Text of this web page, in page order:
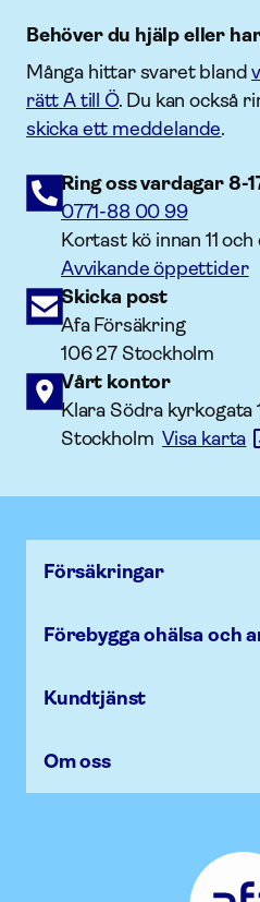
Behöver du hjälp eller
Många hittar svaret bland
rätt A till Ö. Du kan också
skicka ett meddelande.
Ring oss vardagar 8-
0771-88 00 99
Kortast kö innan 11 och
Avvikande öppettider
Skicka post
Afa Försäkring
106 27 Stockholm
Vårt kontor
Klara Södra kyrkogata
StockholmVisa karta
Försäk­ringar
Förebygga ohälsa och
Kundtjänst
Om oss
Försäkring